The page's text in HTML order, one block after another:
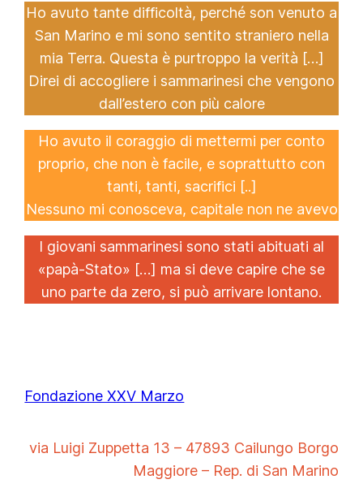
Ho avuto tante difficoltà, perché son venuto a
San Marino e mi sono sentito straniero nella
mia Terra. Questa è purtroppo la verità […]
Direi di accogliere i sammarinesi che vengono
dall’estero con più calore
Ho avuto il coraggio di mettermi per conto
proprio, che non è facile, e soprattutto con
tanti, tanti, sacrifici [..]
Nessuno mi conosceva, capitale non ne avevo
I giovani sammarinesi sono stati abituati al
«papà-Stato» […] ma si deve capire che se
uno parte da zero, si può arrivare lontano.
Fondazione XXV Marzo
via Luigi Zuppetta 13 – 47893 Cailungo Borgo
Maggiore – Rep. di San Marino